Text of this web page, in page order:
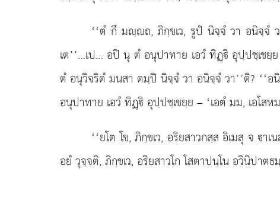
‘‘ตํ กึ มฺถ, ภิกฺขเว, รูปํ นิจฺจํ วา อนิจฺจํ
เต’’…เป… อปิ นุ ตํ อนุปาทาย เอวํ ทิฏฺิ อุปฺปชฺเชยฺ
ตํ อนุวิจริตํ มนสา ตมฺปินิจฺจํ วา อนิจฺจํ วา’’ติ? ‘‘
อนุปาทาย เอวํ ทิฏฺิ อุปฺปชฺเชยฺย – ‘เอตํ มม, เอโสหม
‘‘ยโตโข, ภิกฺขเว, อริยสาวกสฺส อิเมสุ จ 
อยํ วุจฺจติ, ภิกฺขเว, อริยสาวโก โสตาปนฺโน อวินิปาต